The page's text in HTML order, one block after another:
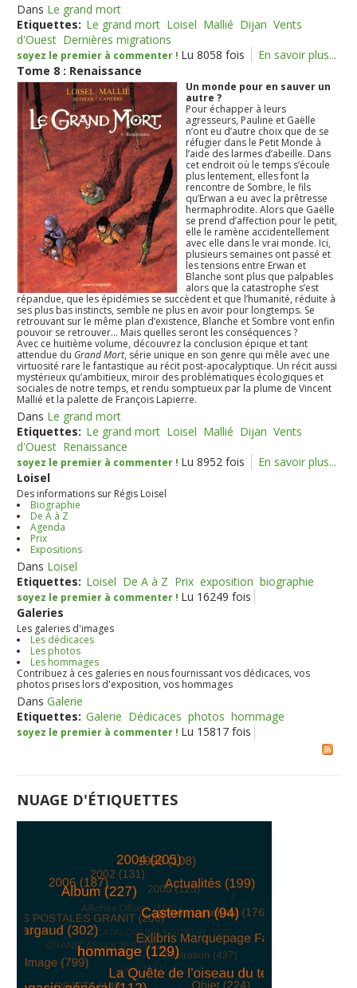
Dans Le grand mort
Etiquettes: Le grand mort Loisel Mallié Dijan Vents
d'Ouest Dernières migrations
soyez le premier à commenter ! Lu 8058 fois
En savoir plus...
Tome 8 : Renaissance
Un monde pour en sauver un
autre ?
Pour échapper à leurs
agresseurs, Pauline et Gaëlle
n’ont eu d’autre choix que de se
réfugier dans le Petit Monde à
l’aide des larmes d’abeille. Dans
cet endroit où le temps s’écoule
plus lentement, elles font la
rencontre de Sombre, le fils
qu’Erwan a eu avec la prêtresse
hermaphrodite. Alors que Gaëlle
se prend d’affection pour le petit,
elle le ramène accidentellement
avec elle dans le vrai monde. Ici,
plusieurs semaines ont passé et
les tensions entre Erwan et
Blanche sont plus que palpables
alors que la catastrophe s’est
répandue, que les épidémies se succèdent et que l’humanité, réduite à
ses plus bas instincts, semble ne plus en avoir pour longtemps. Se
retrouvant sur le même plan d’existence, Blanche et Sombre vont enfin
pouvoir se retrouver… Mais quelles seront les conséquences ?
Avec ce huitième volume, découvrez la conclusion épique et tant
attendue du Grand Mort, série unique en son genre qui mêle avec une
virtuosité rare le fantastique au récit post-apocalyptique. Un récit aussi
mystérieux qu’ambitieux, miroir des problématiques écologiques et
sociales de notre temps, et rendu somptueux par la plume de Vincent
Mallié et la palette de François Lapierre.
Dans Le grand mort
Etiquettes: Le grand mort Loisel Mallié Dijan Vents
d'Ouest Renaissance
soyez le premier à commenter ! Lu 8952 fois
En savoir plus...
Loisel
Des informations sur Régis Loisel
Biographie
De A à Z
Agenda
Prix
Expositions
Dans Loisel
Etiquettes: Loisel De A à Z Prix exposition biographie
soyez le premier à commenter ! Lu 16249 fois
Galeries
Les galeries d'images
Les dédicaces
Les photos
Les hommages
Contribuez à ces galeries en nous fournissant vos dédicaces, vos
photos prises lors d'exposition, vos hommages
DansGalerie
Etiquettes: Galerie Dédicaces photos hommage
soyez le premier à commenter ! Lu 15817 fois
NUAGE D'ÉTIQUETTES